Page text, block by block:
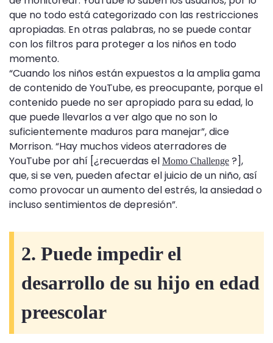
que no todo está categorizado con las restricciones
apropiadas. En otras palabras, no se puede contar
con los filtros para proteger a los niños en todo
momento.
“Cuando los niños están expuestos a la amplia gama
de contenido de YouTube, es preocupante, porque el
contenido puede no ser apropiado para su edad, lo
que puede llevarlos a ver algo que no son lo
suficientemente maduros para manejar”, ​​dice
Morrison. “Hay muchos videos aterradores de
YouTube por ahí [¿recuerdas el Momo Challenge ?],
que, si se ven, pueden afectar el juicio de un niño, así
como provocar un aumento del estrés, la ansiedad o
incluso sentimientos de depresión”.
2. Puede impedir el
desarrollo de su hijo en edad
preescolar